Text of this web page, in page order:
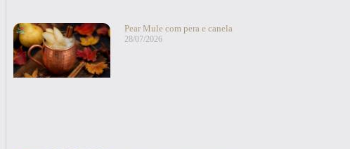
Pear Mule com pera e canela
28/07/2026